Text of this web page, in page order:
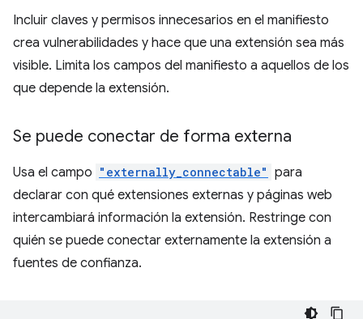
Incluir claves y permisos innecesarios en el manifiesto
crea vulnerabilidades y hace que una extensión sea más
visible. Limita los campos del manifiesto a aquellos de los
que depende la extensión.
Se puede conectar de forma externa
Usa el campo "externally_connectable" para
declarar con qué extensiones externas y páginas web
intercambiará información la extensión. Restringe con
quién se puede conectar externamente la extensión a
fuentes de confianza.